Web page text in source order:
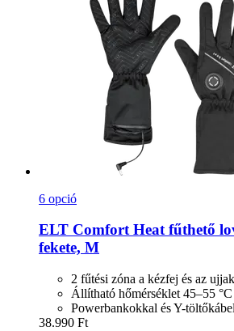
6 opció
ELT Comfort Heat fűthető
fekete, M
2 fűtési zóna a kézfej és az
Állítható hőmérséklet 45–55 °C
Powerbankokkal és Y-
38.990 Ft